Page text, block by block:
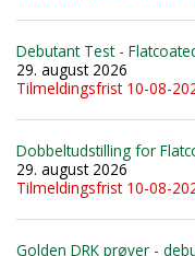
Debutant Test -
29. august 2026
Tilmeldingsfrist 10-08-
Dobbeltudstilling for
29. august 2026
Tilmeldingsfrist 10-08-
Golden DRK prøver -